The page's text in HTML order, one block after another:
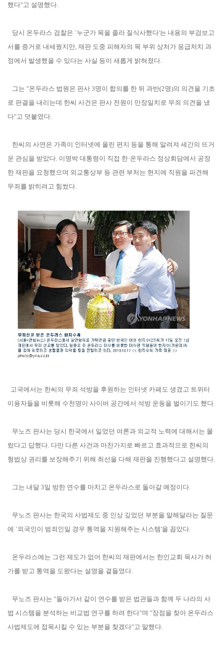
했다"고 설명했다.
당시 온두라스 검찰은 `누군가 목을 졸라 질식사했다'는 내용의 부검보고
서를 증거로 내세웠지만, 재판 도중 피해자의 목 부위 상처가 응급처치 과
정에서 발생했을 수 있다는 사실 등이 새롭게 밝혀졌다.
그는 "온두라스 법원은 판사 3명이 합의를 한 뒤 과반(2명)의 의견을 기초
로 판결을 내리는데 한씨 사건은 판사 전원이 만장일치로 무죄 의견을 냈
다"고 덧붙였다.
한씨의 사연은 가족이 인터넷에 올린 편지 등을 통해 알려져 세간의 뜨거
운 관심을 받았다. 이명박 대통령이 직접 한·온두라스 정상회담에서 공정
한 재판을 요청했으며 외교통상부 등 관련 부처는 현지에 직원을 파견해
무죄를 밝히려고 힘썼다.
고국에서는 한씨의 무죄 석방을 후원하는 인터넷 카페도 생겼고 트위터
이용자들을 비롯해 수천명이 사이버 공간에서 석방 운동을 벌이기도 했다.
무노즈 판사는 당시 한국에서 일었던 여론과 외교적 노력에 대해서는 몰
랐다고 답했다. 다만 다른 사건과 마찬가지로 빠르고 효과적으로 한씨의
형법상 권리를 보장해주기 위해 최선을 다해 재판을 진행했다고 설명했다.
그는 내달 3일 방한 연수를 마치고 온두라스로 돌아갈 예정이다.
무노즈 판사는 한국의 사법제도 중 인상 깊었던 부분을 말해달라는 질문
에 `외국인이 범죄인일 경우 통역을 지원해주는 시스템'을 꼽았다.
온두라스에는 그런 제도가 없어 한씨의 재판에서는 한인교회 목사가 허
가를 받고 통역을 도왔다는 설명을 곁들였다.
무노즈 판사는 "돌아가서 같이 연수를 받은 법관들과 함께 두 나라의 사
법 시스템을 분석하는 비교법 연구를 하려 한다"며 "장점을 찾아 온두라스
사법제도에 접목시킬 수 있는 부분을 찾겠다"고 말했다.